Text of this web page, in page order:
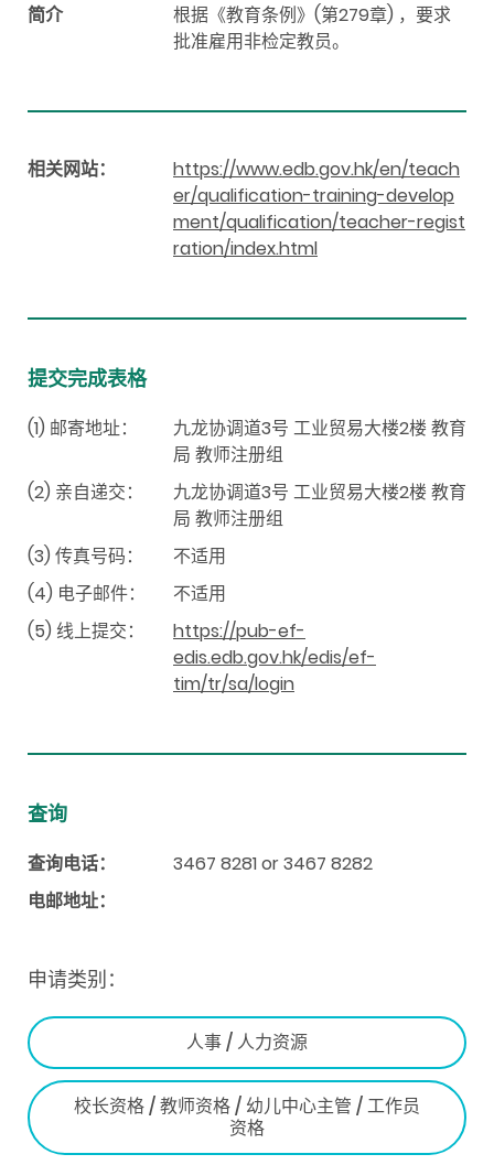
简介
根据《教育条例》(第279章) ，要求
批准雇用非检定教员。
相关网站：
https://www.edb.gov.hk/en/teach
er/qualification-training-develop
ment/qualification/teacher-regist
ration/index.html
提交完成表格
(1) 邮寄地址：
九龙协调道3号 工业贸易大楼2楼 教育
局 教师注册组
(2) 亲自递交：
九龙协调道3号 工业贸易大楼2楼 教育
局 教师注册组
(3) 传真号码：
不适用
(4) 电子邮件：
不适用
(5) 线上提交：
https://pub-ef-
edis.edb.gov.hk/edis/ef-
tim/tr/sa/login
查询
查询电话：
3467 8281 or 3467 8282
电邮地址：
申请类别：
人事 / 人力资源
校长资格 / 教师资格 / 幼儿中心主管 / 工作员
资格